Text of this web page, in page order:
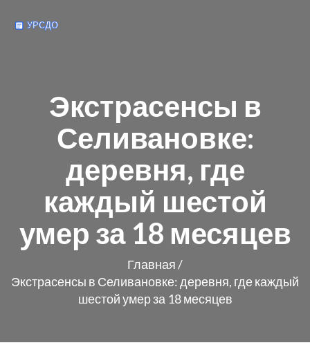
Экстрасенсы в
Селивановке:
деревня, где
каждый шестой
умер за 18 месяцев
Главная/
Экстрасенсы в Селивановке: деревня, где каждый
шестой умер за 18 месяцев